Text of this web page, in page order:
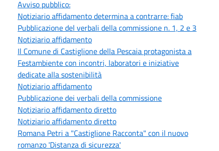
Avviso pubblico:
Notiziario affidamento determina a contrarre: fiab
Pubblicazione del verbali della commissione n. 1, 2 e 3
Notiziario affidamento
Il Comune di Castiglione della Pescaia protagonista a
Festambiente con incontri, laboratori e iniziative
dedicate alla sostenibilità
Notiziario affidamento
Pubblicazione dei verbali della commissione
Notiziario affidamento diretto
Notiziario affidamento diretto
Romana Petri a "Castiglione Racconta" con il nuovo
romanzo 'Distanza di sicurezza'